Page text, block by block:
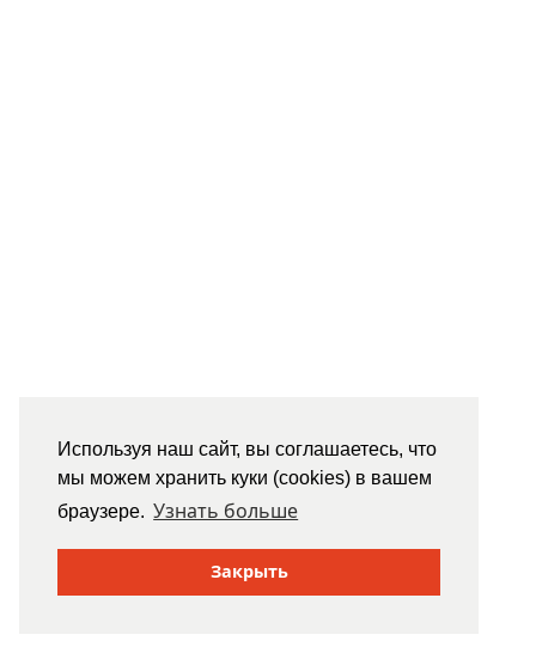
Используя наш сайт, вы соглашаетесь, что
мы можем хранить куки (cookies) в вашем
браузере. Узнать больше
Закрыть